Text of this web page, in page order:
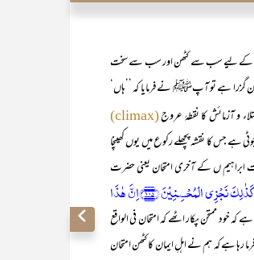
:ﷺ کے لیے سب سے کٹھن اور سب سے سخت
گزرا ہے تو آپﷺ نے فرمایا کہ ’’ہاں‘
و آزمائش کا نقطۂ عروج(climax)
ہے جس کا نقشہ پچھلے رکوع میں یوں کھینچا
ابراہیم ں کے آخری امتحان یعنی حضرت
{ وَ نَادَیۡنٰہُ اَنۡ یّٰۤاِبۡرٰہِیۡمُ ﴿۱۰۴﴾ۙقَدۡ صَدَّقۡتَ الرُّءۡیَا ۚ اِنَّا کَذٰلِکَ نَجۡزِی الۡمُحۡسِنِیۡنَ ﴿۱۰۵﴾اِنَّ ہٰذَا
خود ممتحن پکار اٹھے کہ امتحان فی الواقع
رہا ہے کہ ہم نے اہلِ ایمان کا کٹھن امتحان